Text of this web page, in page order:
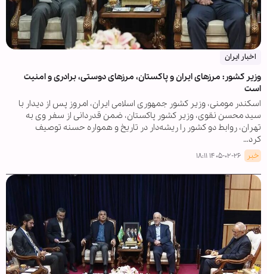
اخبار ایران
وزیر کشور: مرزهای ایران و پاکستان، مرزهای دوستی، برادری و امنیت
است
اسکندر مومنی، وزیر کشور جمهوری اسلامی ایران، امروز پس از دیدار با
سید محسن نقوی، وزیر کشور پاکستان، ضمن قدردانی از سفر وی به
تهران، روابط دو کشور را ریشه‌دار در تاریخ و همواره حسنه توصیف
کرد…
خبر ۱۴۰۵-۰۲-۲۶ ۱۸:۱۱